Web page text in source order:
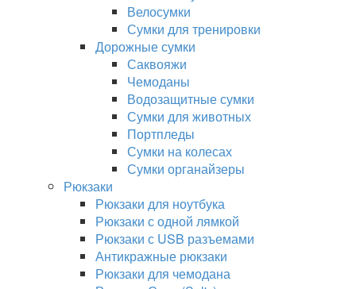
Велосумки
Сумки для тренировки
Дорожные сумки
Саквояжи
Чемоданы
Водозащитные сумки
Сумки для животных
Портпледы
Сумки на колесах
Сумки органайзеры
Рюкзаки
Рюкзаки для ноутбука
Рюкзаки с одной лямкой
Рюкзаки с USB разъемами
Антикражные рюкзаки
Рюкзаки для чемодана